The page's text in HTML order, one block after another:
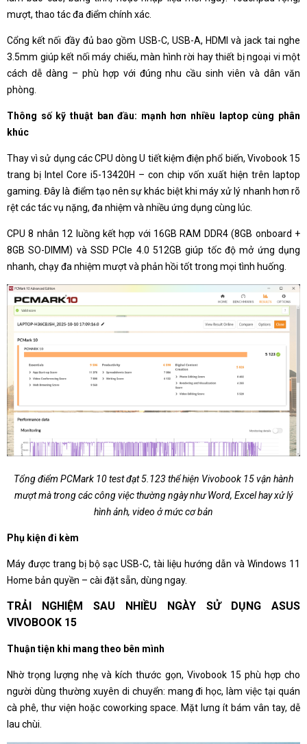
mượt, thao tác đa điểm chính xác.
Cổng kết nối đầy đủ bao gồm USB-C, USB-A, HDMI và jack tai nghe
3.5mm giúp kết nối máy chiếu, màn hình rời hay thiết bị ngoại vi một
cách dễ dàng – phù hợp với đúng nhu cầu sinh viên và dân văn
phòng.
Thông số kỹ thuật ban đầu: mạnh hơn nhiều laptop cùng phân
khúc
Thay vì sử dụng các CPU dòng U tiết kiệm điện phổ biến, Vivobook 15
trang bị Intel Core i5-13420H – con chip vốn xuất hiện trên laptop
gaming. Đây là điểm tạo nên sự khác biệt khi máy xử lý nhanh hơn rõ
rệt các tác vụ nặng, đa nhiệm và nhiều ứng dụng cùng lúc.
CPU 8 nhân 12 luồng kết hợp với 16GB RAM DDR4 (8GB onboard +
8GB SO-DIMM) và SSD PCIe 4.0 512GB giúp tốc độ mở ứng dụng
nhanh, chạy đa nhiệm mượt và phản hồi tốt trong mọi tình huống.
Tổng điểm PCMark 10 test đạt 5.123 thể hiện Vivobook 15 vận hành
mượt mà trong các công việc thường ngày như Word, Excel hay xử lý
hình ảnh, video ở mức cơ bản
Phụ kiện đi kèm
Máy được trang bị bộ sạc USB-C, tài liệu hướng dẫn và Windows 11
Home bản quyền – cài đặt sẵn, dùng ngay.
TRẢI NGHIỆM SAU NHIỀU NGÀY SỬ DỤNG ASUS
VIVOBOOK 15
Thuận tiện khi mang theo bên mình
Nhờ trọng lượng nhẹ và kích thước gọn, Vivobook 15 phù hợp cho
người dùng thường xuyên di chuyển: mang đi học, làm việc tại quán
cà phê, thư viện hoặc coworking space. Mặt lưng ít bám vân tay, dễ
lau chùi.